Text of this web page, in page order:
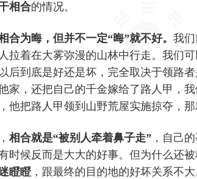
相合的情况。
合为晦，但并不一定“晦”就不好。 我
拉着在大雾弥漫的山林中行走。我们
后到底是好还是坏，完全取决于领路
家，还把自己的千金嫁给了路人甲，
他把路人甲领到山野荒屋实施掠夺，那
相合就是“被别人牵着鼻子走” ，自己
时候反而是大大的好事。但为什么还
瞪瞪 ，跟最终的目的地的好坏关系不大